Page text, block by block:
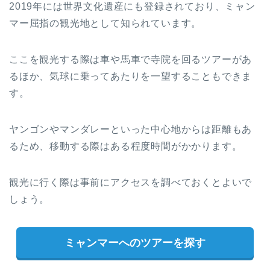
2019年には世界文化遺産にも登録されており、ミャン
マー屈指の観光地として知られています。
ここを観光する際は車や馬車で寺院を回るツアーがあ
るほか、気球に乗ってあたりを一望することもできま
す。
ヤンゴンやマンダレーといった中心地からは距離もあ
るため、移動する際はある程度時間がかかります。
観光に行く際は事前にアクセスを調べておくとよいで
しょう。
ミャンマーへのツアーを探す